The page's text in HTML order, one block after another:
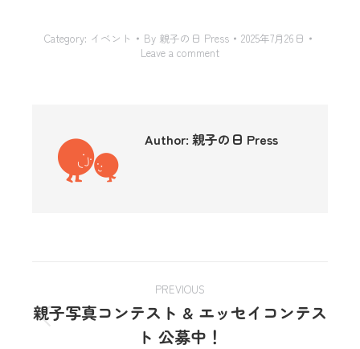
Category: イベント By 親子の日 Press
2025年7月26日
Leave a comment
Author: 親子の日 Press
PREVIOUS
親子写真コンテスト & エッセイコンテス
ト 公募中！